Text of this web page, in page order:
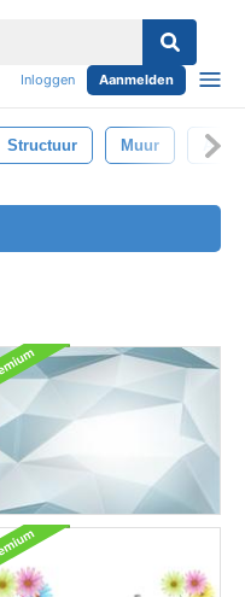
Inloggen Aanmelden
Structuur Muur